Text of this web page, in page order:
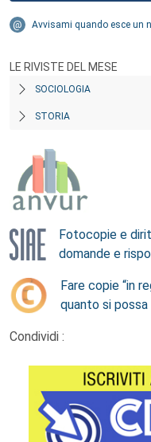
Avvisami quando esce un
LE RIVISTE DEL MESE
SOCIOLOGIA
STORIA
Fotocopie e
domande e
Fare copie “in
quanto si possa
Condividi :